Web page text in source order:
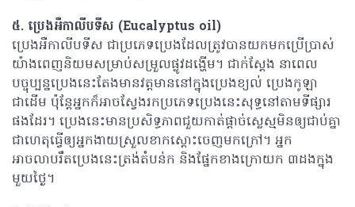
៥. ប្រេងអឺកាលីបទីស (Eucalyptus oil)
ប្រេងអឺកាលីបទីស ជាប្រភេទប្រេងដែលត្រូវបានយកមកប្រើប្រាស់
យ៉ាងពេញនិយមសម្រាប់សម្រួលផ្លូវដង្ហើម។ ជាក់ស្តែង នាពេល
បច្ចុប្បន្នប្រេងនេះតែងមានវត្តមាននៅក្នុងប្រេងខ្យល់ ប្រេងកូឡា
ជាដើម ប៉ុន្តែអ្នកក៏អាចស្វែងរកប្រភេទប្រេងនេះសុទ្ធនៅតាមទីផ្សារ
ផងដែរ។ ប្រេងនេះមានប្រសិទ្ធភាពជួយកាត់ផ្តាច់ស្លេស្មមិនឲ្យជាប់គ្នា
ជាហេតុធ្វើឲ្យអ្នកងាយស្រួលខាកស្តោះចេញមកក្រៅ។ អ្នក
អាចលាបរឹតប្រេងនេះត្រង់តំបន់ក និងផ្នែកខាងក្រោយក ៣ដងក្នុង
មួយថ្ងៃ។